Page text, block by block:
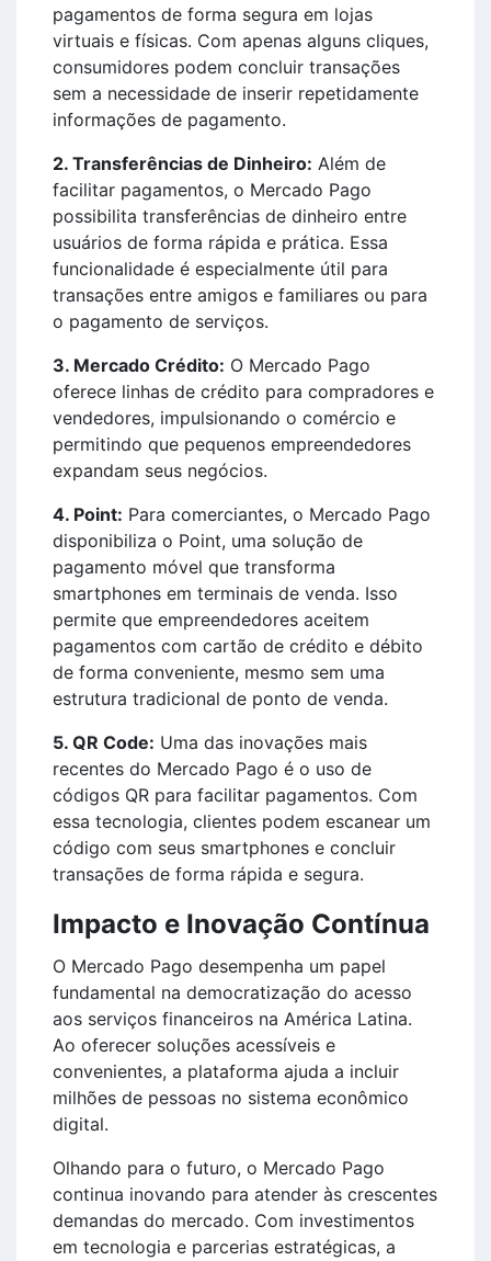
pagamentos de forma segura em lojas
virtuais e físicas. Com apenas alguns cliques,
consumidores podem concluir transações
sem a necessidade de inserir repetidamente
informações de pagamento.
2. Transferências de Dinheiro: Além de
facilitar pagamentos, o Mercado Pago
possibilita transferências de dinheiro entre
usuários de forma rápida e prática. Essa
funcionalidade é especialmente útil para
transações entre amigos e familiares ou para
o pagamento de serviços.
3. Mercado Crédito: O Mercado Pago
oferece linhas de crédito para compradores e
vendedores, impulsionando o comércio e
permitindo que pequenos empreendedores
expandam seus negócios.
4. Point: Para comerciantes, o Mercado Pago
disponibiliza o Point, uma solução de
pagamento móvel que transforma
smartphones em terminais de venda. Isso
permite que empreendedores aceitem
pagamentos com cartão de crédito e débito
de forma conveniente, mesmo sem uma
estrutura tradicional de ponto de venda.
5. QR Code: Uma das inovações mais
recentes do Mercado Pago é o uso de
códigos QR para facilitar pagamentos. Com
essa tecnologia, clientes podem escanear um
código com seus smartphones e concluir
transações de forma rápida e segura.
Impacto e Inovação Contínua
O Mercado Pago desempenha um papel
fundamental na democratização do acesso
aos serviços financeiros na América Latina.
Ao oferecer soluções acessíveis e
convenientes, a plataforma ajuda a incluir
milhões de pessoas no sistema econômico
digital.
Olhando para o futuro, o Mercado Pago
continua inovando para atender às crescentes
demandas do mercado. Com investimentos
em tecnologia e parcerias estratégicas, a